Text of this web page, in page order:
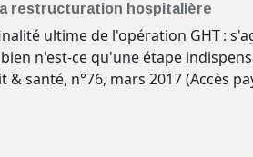
restructuration hospitalière
ultime de l'opération GHT :
n'est-ce qu'une étape
& santé, n°76, mars 2017 (Accès